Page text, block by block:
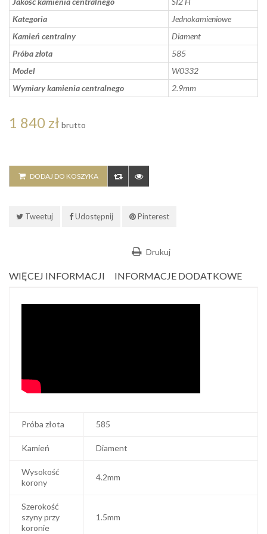
Kategoria
Jednokamieniowe
Kamień centralny
Diament
Próba złota
585
Model
W0332
Wymiary kamienia centralnego
2.9mm
1 840 zł brutto
DODAJ DO KOSZYKA
Tweetuj Udostępnij Pinterest
Drukuj
WIĘCEJ INFORMACJI INFORMACJE DODATKOWE
Próba złota 585
Kamień Diament
Wysokość
korony
4.2mm
Szerokość
szyny przy
koronie
1.5mm